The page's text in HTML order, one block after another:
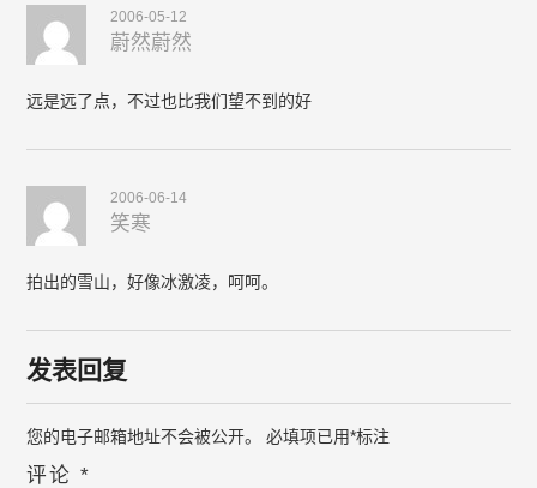
2006-05-12
蔚然蔚然
远是远了点，不过也比我们望不到的好
2006-06-14
笑寒
拍出的雪山，好像冰激凌，呵呵。
发表回复
您的电子邮箱地址不会被公开。 必填项已用*标注
评论*